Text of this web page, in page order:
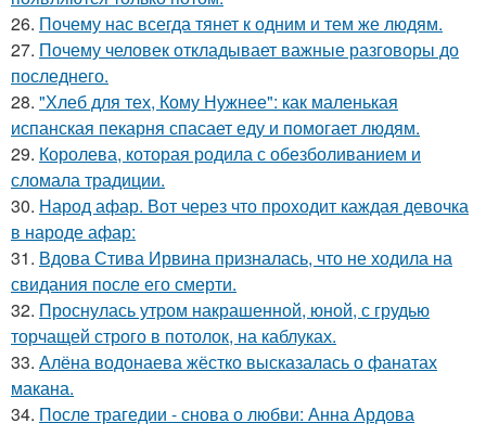
26. Почему нас всегда тянет к одним и тем же людям.
27. Почему человек откладывает важные разговоры до
последнего.
28. "Хлеб для тех, Кому Нужнее": как маленькая
испанская пекарня спасает еду и помогает людям.
29. Королева, которая родила с обезболиванием и
сломала традиции.
30. Народ афар. Вот через что проходит каждая девочка
в народе афар:
31. Вдова Стива Ирвина призналась, что не ходила на
свидания после его смерти.
32. Проснулась утром накрашенной, юной, с грудью
торчащей строго в потолок, на каблуках.
33. Алёна водонаева жёстко высказалась о фанатах
макана.
34. После трагедии - снова о любви: Анна Ардова